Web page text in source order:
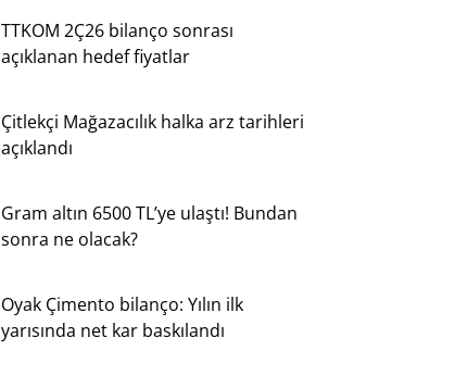
TTKOM 2Ç26 bilanço sonrası
açıklanan hedef fiyatlar
Çitlekçi Mağazacılık halka arz tarihleri
açıklandı
Gram altın 6500 TL’ye ulaştı! Bundan
sonra ne olacak?
Oyak Çimento bilanço: Yılın ilk
yarısında net kar baskılandı